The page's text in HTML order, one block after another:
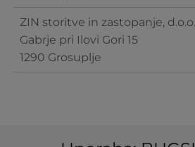
ZIN storitve in zastopanje, d.o.o.
Gabrje pri Ilovi Gori 15
1290 Grosuplje